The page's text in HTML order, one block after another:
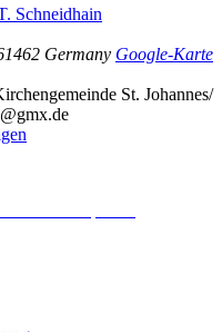
Schneidhain
Germany Google-Karte
St. Johannes/